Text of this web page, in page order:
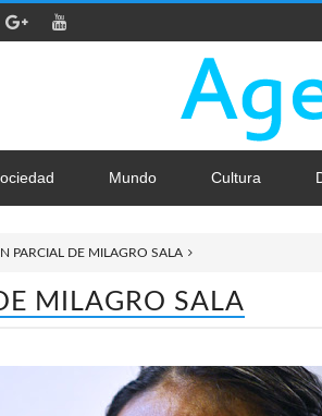
Mundo Cultura
PARCIAL DE MILAGRO SALA
MILAGRO SALA